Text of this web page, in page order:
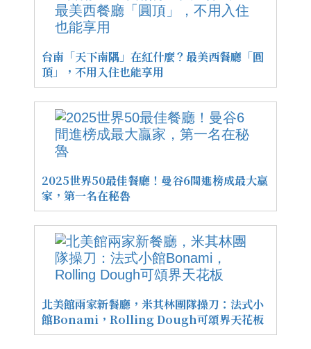
台南「天下南隅」在紅什麼？最美西餐廳「圓
頂」，不用入住也能享用
2025世界50最佳餐廳！曼谷6間進榜成最大贏
家，第一名在秘魯
北美館兩家新餐廳，米其林團隊操刀：法式小
館Bonami，Rolling Dough可頌界天花板